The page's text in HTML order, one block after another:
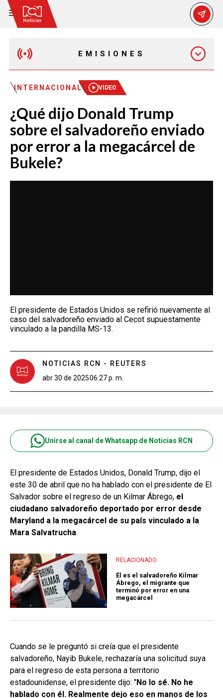
EMISIONES
EMISIÓN 12:30 PM
EMISIÓN 7:00 PM
INTERNACIONAL VIDEO
¿Qué dijo Donald Trump
sobre el salvadoreño enviado
por error a la megacárcel de
Bukele?
El presidente de Estados Unidos se refirió nuevamente al
caso del salvadoreño enviado al Cecot supuestamente
vinculado a la pandilla MS-13.
NOTICIAS RCN - REUTERS
abr 30 de 202506:27 p. m.
Unirse al canal de Whatsapp de Noticias RCN
El presidente de Estados Unidos, Donald Trump, dijo el
este 30 de abril que no ha hablado con el presidente de El
Salvador sobre el regreso de un Kilmar Ábrego, el
ciudadano salvadoreño deportado por error desde
Maryland a la megacárcel de su país vinculado a la
Mara Salvatrucha.
RELACIONADO
Él es el salvadoreño Kilmar
Ábrego, el migrante que
terminó por error en una
megacárcel
Cuando se le preguntó si creía que el presidente
salvadoreño, Nayib Bukele, rechazaría una solicitud suya
para el regreso de esta persona a territorio
estadounidense, el presidente dijo: "No lo sé. No he
hablado con él. Realmente dejo eso en manos de los